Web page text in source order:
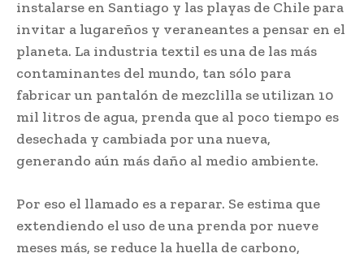
instalarse en Santiago y las playas de Chile para
invitar a lugareños y veraneantes a pensar en el
planeta. La industria textil es una de las más
contaminantes del mundo, tan sólo para
fabricar un pantalón de mezclilla se utilizan 10
mil litros de agua, prenda que al poco tiempo es
desechada y cambiada por una nueva,
generando aún más daño al medio ambiente.
Por eso el llamado es a reparar. Se estima que
extendiendo el uso de una prenda por nueve
meses más, se reduce la huella de carbono,